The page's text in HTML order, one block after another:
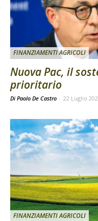
FINANZIAMENTI AGRICOLI
Nuova Pac, il
prioritario
Di Paolo De Castro - 22 Luglio
FINANZIAMENTI AGRICOLI